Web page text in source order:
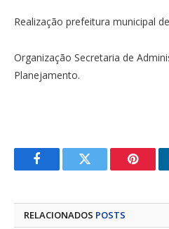
Realização prefeitura municipal
Organização Secretaria de
Planejamento.
FacebookTwitter
RELACIONADOS POSTS